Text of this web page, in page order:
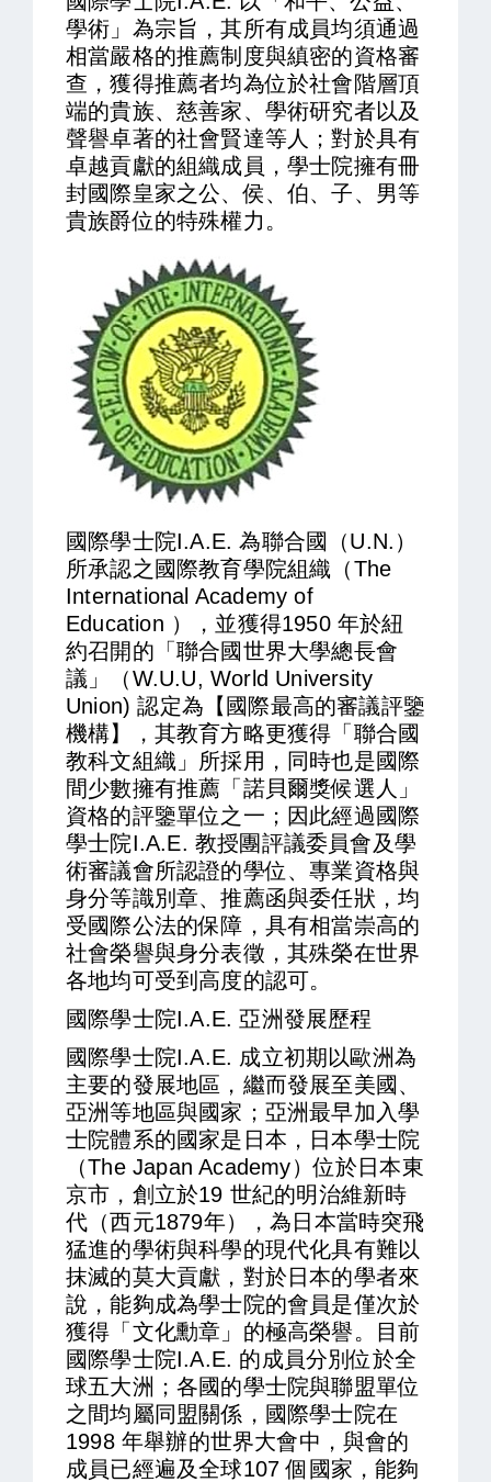
學術」為宗旨，其所有成員均須通過
相當嚴格的推薦制度與縝密的資格審
查，獲得推薦者均為位於社會階層頂
端的貴族、慈善家、學術研究者以及
聲譽卓著的社會賢達等人；對於具有
卓越貢獻的組織成員，學士院擁有冊
封國際皇家之公、侯、伯、子、男等
貴族爵位的特殊權力。
國際學士院I.A.E. 為聯合國（U.N.）
所承認之國際教育學院組織（The
International Academy of
Education ），並獲得1950 年於紐
約召開的「聯合國世界大學總長會
議」（W.U.U, World University
Union) 認定為【國際最高的審議評鑒
機構】，其教育方略更獲得「聯合國
教科文組織」所採用，同時也是國際
間少數擁有推薦「諾貝爾獎候選人」
資格的評鑒單位之一；因此經過國際
學士院I.A.E. 教授團評議委員會及學
術審議會所認證的學位、專業資格與
身分等識別章、推薦函與委任狀，均
受國際公法的保障，具有相當崇高的
社會榮譽與身分表徵，其殊榮在世界
各地均可受到高度的認可。
國際學士院I.A.E. 亞洲發展歷程
國際學士院I.A.E. 成立初期以歐洲為
主要的發展地區，繼而發展至美國、
亞洲等地區與國家；亞洲最早加入學
士院體系的國家是日本，日本學士院
（The Japan Academy）位於日本東
京市，創立於19 世紀的明治維新時
代（西元1879年），為日本當時突飛
猛進的學術與科學的現代化具有難以
抹滅的莫大貢獻，對於日本的學者來
說，能夠成為學士院的會員是僅次於
獲得「文化勳章」的極高榮譽。目前
國際學士院I.A.E. 的成員分別位於全
球五大洲；各國的學士院與聯盟單位
之間均屬同盟關係，國際學士院在
1998 年舉辦的世界大會中，與會的
成員已經遍及全球107 個國家，能夠